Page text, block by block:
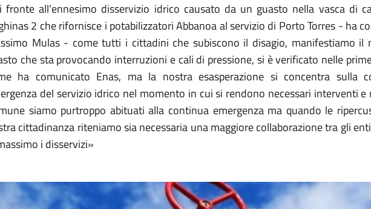
fronte all’ennesimo disservizio idrico causato da un guasto nella vasca di
2 che rifornisce i potabilizzatori Abbanoa al servizio di Porto Torres - ha
Mulas - come tutti i cittadini che subiscono il disagio, manifestiamo il
che sta provocando interruzioni e cali di pressione, si è verificato nelle
ha comunicato Enas, ma la nostra esasperazione si concentra sulla
del servizio idrico nel momento in cui si rendono necessari interventi
siamo purtroppo abituati alla continua emergenza ma quando le
cittadinanza riteniamo sia necessaria una maggiore collaborazione tra gli
i disservizi»